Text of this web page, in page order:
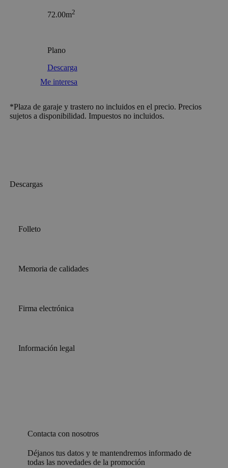
72.00m2
Plano
Descarga
Me interesa
*Plaza de garaje y trastero no incluidos en el precio. Precios
sujetos a disponibilidad. Impuestos no incluidos.
Descargas
Folleto
Memoria de calidades
Firma electrónica
Información legal
Contacta con nosotros
Déjanos tus datos y te mantendremos informado de
todas las novedades de la promoción